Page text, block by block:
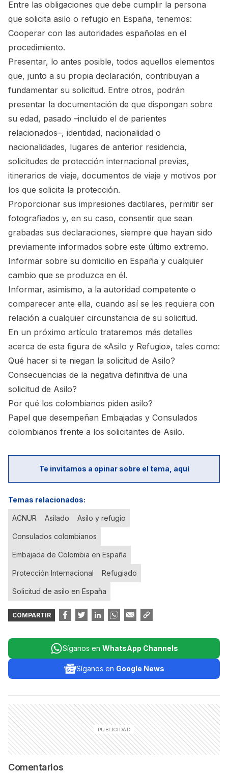
Entre las obligaciones que debe cumplir la persona
que solicita asilo o refugio en España, tenemos:
Cooperar con las autoridades españolas en el
procedimiento.
Presentar, lo antes posible, todos aquellos elementos
que, junto a su propia declaración, contribuyan a
fundamentar su solicitud. Entre otros, podrán
presentar la documentación de que dispongan sobre
su edad, pasado –incluido el de parientes
relacionados–, identidad, nacionalidad o
nacionalidades, lugares de anterior residencia,
solicitudes de protección internacional previas,
itinerarios de viaje, documentos de viaje y motivos por
los que solicita la protección.
Proporcionar sus impresiones dactilares, permitir ser
fotografiados y, en su caso, consentir que sean
grabadas sus declaraciones, siempre que hayan sido
previamente informados sobre este último extremo.
Informar sobre su domicilio en España y cualquier
cambio que se produzca en él.
Informar, asimismo, a la autoridad competente o
comparecer ante ella, cuando así se les requiera con
relación a cualquier circunstancia de su solicitud.
En un próximo artículo trataremos más detalles
acerca de esta figura de «Asilo y Refugio», tales como:
Qué hacer si te niegan la solicitud de Asilo?
Consecuencias de la negativa definitiva de una
solicitud de Asilo?
Por qué los colombianos piden asilo?
Papel que desempeñan Embajadas y Consulados
colombianos frente a los solicitantes de Asilo.
Te invitamos a opinar sobre el tema, aquí
Temas relacionados:
ACNUR Asilado Asilo y refugio
Consulados colombianos
Embajada de Colombia en España
Protección Internacional Refugiado
Solicitud de asilo en España
COMPARTIR
Síganos en WhatsApp Channels
Síganos en Google News
Comentarios